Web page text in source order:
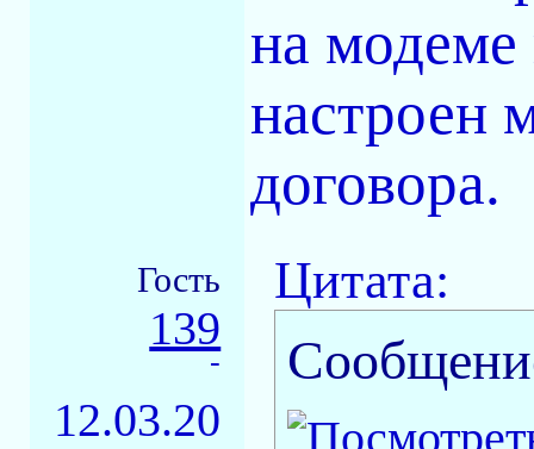
на
настроен
договора.
Гость
139
-
12.03.20
Цитата: